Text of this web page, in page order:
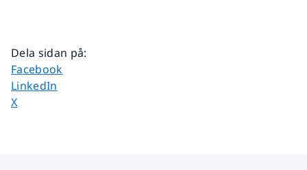
Dela sidan på:
Dela sidan på
Facebook
Dela sidan på
LinkedIn
Dela sidan på
X